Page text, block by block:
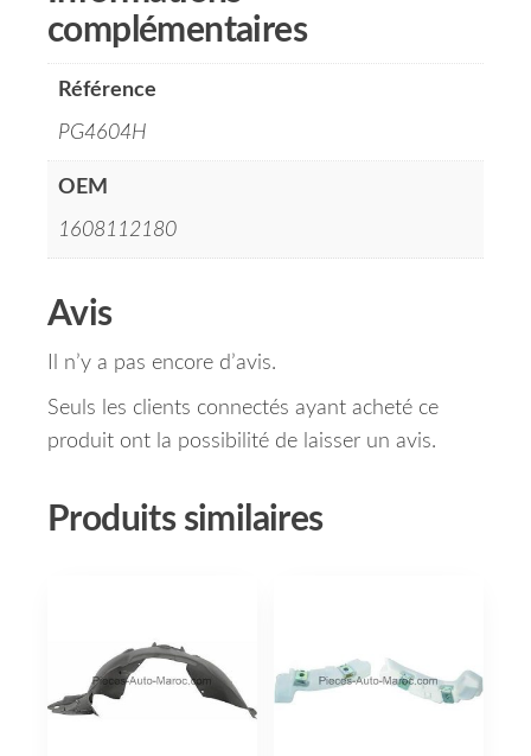
complémentaires
Référence
PG4604H
OEM
1608112180
Avis
Il n’y a pas encore d’avis.
Seuls les clients connectés ayant acheté ce
produit ont la possibilité de laisser un avis.
Produits similaires